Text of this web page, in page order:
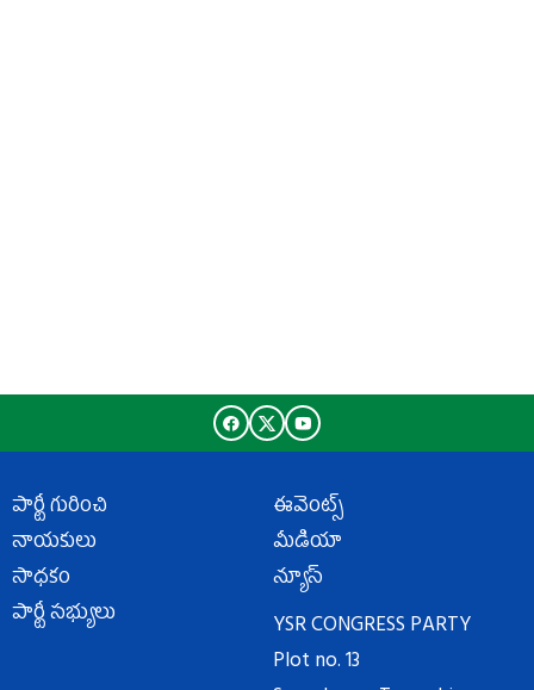
పార్టీ గురించి
నాయకులు
సాధకం
పార్టీ సభ్యులు
ఈవెంట్స్
మీడియా
న్యూస్
YSR CONGRESS PARTY
Plot no. 13